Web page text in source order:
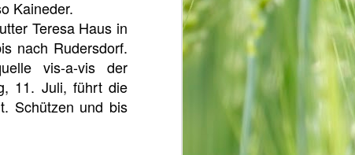
Kaineder.
Teresa Haus in
nach Rudersdorf.
vis-a-vis der
11. Juli, führt die
Schützen und bis